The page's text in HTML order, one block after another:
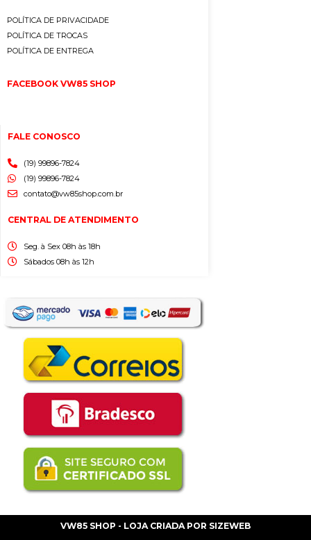
POLÍTICA DE PRIVACIDADE
POLÍTICA DE TROCAS
POLÍTICA DE ENTREGA
FACEBOOK VW85 SHOP
FALE CONOSCO
(19) 99896-7824
(19) 99896-7824
contato@vw85shop.com.br
CENTRAL DE ATENDIMENTO
Seg. à Sex 08h às 18h
Sábados 08h às 12h
VW85 SHOP - LOJA CRIADA POR SIZEWEB